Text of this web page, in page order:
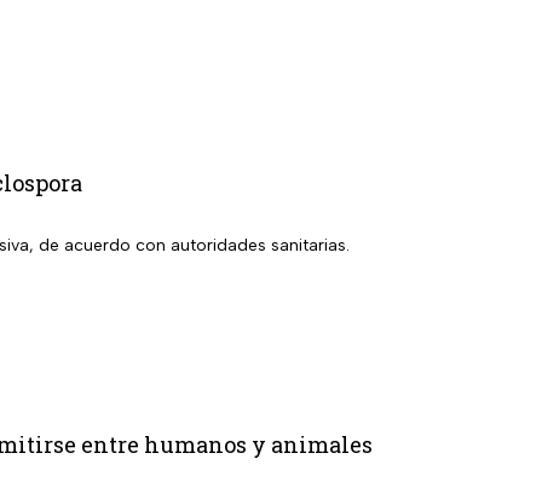
de acuerdo con autoridades sanitarias.
entre humanos y animales